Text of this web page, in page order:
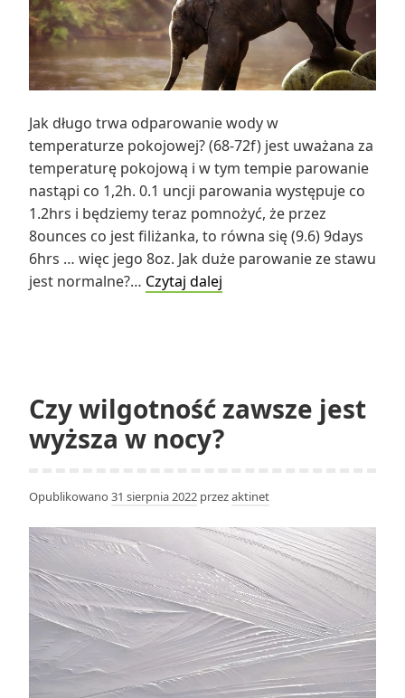
Jak długo trwa odparowanie wody w
temperaturze pokojowej? (68-72f) jest uważana za
temperaturę pokojową i w tym tempie parowanie
nastąpi co 1,2h. 0.1 uncji parowania występuje co
1.2hrs i będziemy teraz pomnożyć, że przez
8ounces co jest filiżanka, to równa się (9.6) 9days
6hrs … więc jego 8oz. Jak duże parowanie ze stawu
jest normalne?… Czytaj dalej
temperaturze
pokojowej?
Czy wilgotność zawsze jest
wyższa w nocy?
Opublikowano 31 sierpnia 2022 przezaktinet